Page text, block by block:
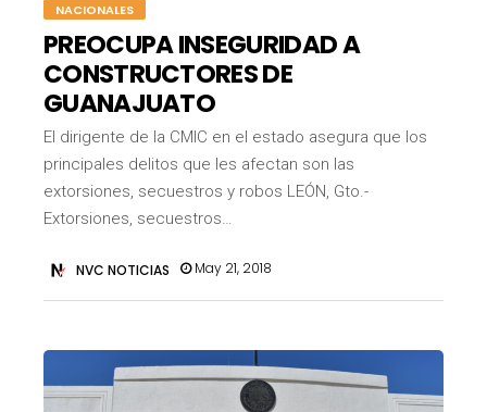
NACIONALES
PREOCUPA INSEGURIDAD A
CONSTRUCTORES DE
GUANAJUATO
El dirigente de la CMIC en el estado asegura que los
principales delitos que les afectan son las
extorsiones, secuestros y robos LEÓN, Gto.-
Extorsiones, secuestros…
NVC NOTICIAS May 21, 2018